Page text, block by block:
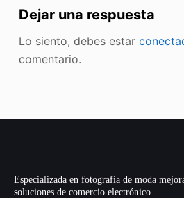
Dejar una respuesta
Lo siento, debes estar
comentario.
Especializada en fotografía de moda
soluciones de comercio electrónico.